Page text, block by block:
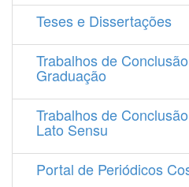
Teses e Dissertações
Trabalhos de
Graduação
Trabalhos de
Lato Sensu
Portal de Periódicos